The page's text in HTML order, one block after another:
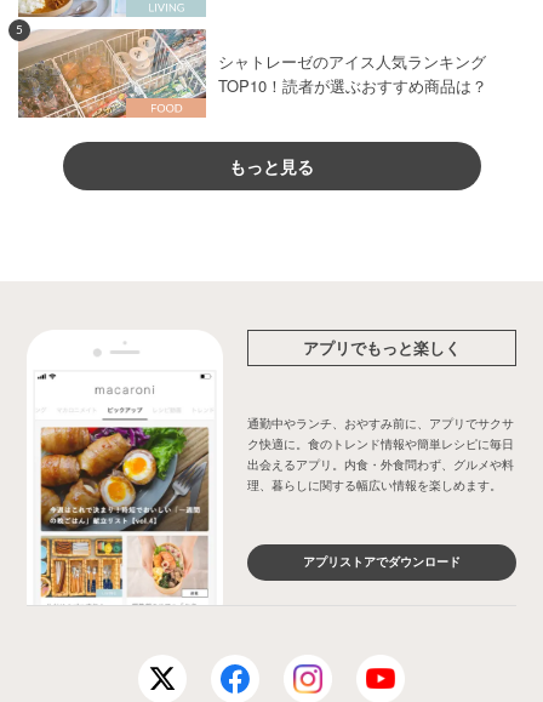
5
シャトレーゼのアイス人気ランキング
TOP10！読者が選ぶおすすめ商品は？
もっと見る
アプリでもっと楽しく
通勤中やランチ、おやすみ前に、アプリでサクサ
ク快適に。食のトレンド情報や簡単レシピに毎日
出会えるアプリ。内食・外食問わず、グルメや料
理、暮らしに関する幅広い情報を楽しめます。
アプリストアでダウンロード